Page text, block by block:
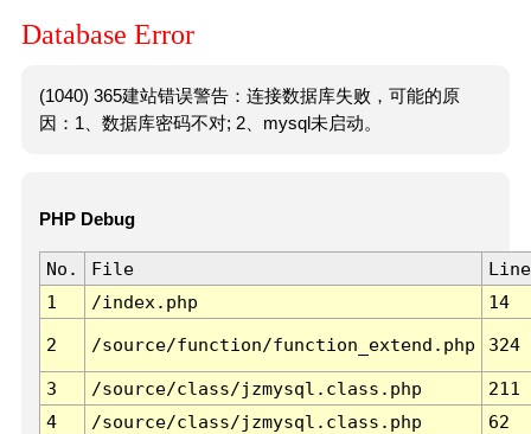
Database Error
(1040) 365建站错误警告：连接数据库失败，可能的原
因：1、数据库密码不对; 2、mysql未启动。
PHP Debug
No. File
Line
1
/index.php 14
2 /source/function/function_extend.php 324
3 /source/class/jzmysql.class.php
211
4
/source/class/jzmysql.class.php
62